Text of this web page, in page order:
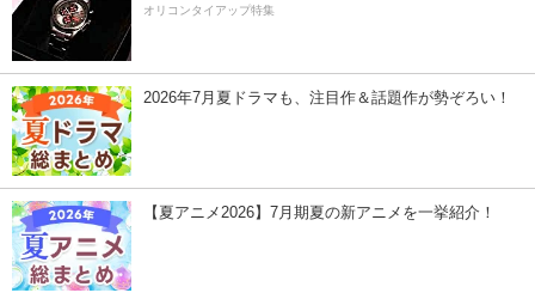
オリコンタイアップ特集
2026年7月夏ドラマも、注目作＆話題作が勢ぞろい！
【夏アニメ2026】7月期夏の新アニメを一挙紹介！